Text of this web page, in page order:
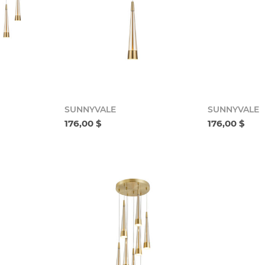
SUNNYVALE
176,00 $
SUNNYVALE
176,00 $